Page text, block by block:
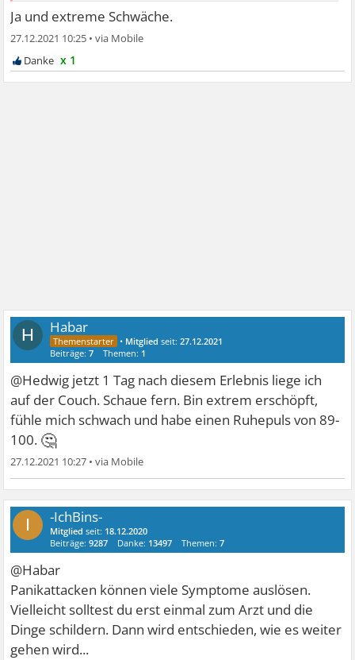
Ja und extreme Schwäche.
27.12.2021 10:25 •
x 1
H Habar
• Mitglied seit:27.12.2021
Beiträge:7 Themen: 1
@Hedwig jetzt 1 Tag nach diesem Erlebnis liege ich
auf der Couch. Schaue fern. Bin extrem erschöpft,
fühle mich schwach und habe einen Ruhepuls von 89-
100. 🤔
27.12.2021 10:27 •
I -IchBins-
Mitglied seit: 18.12.2020
Beiträge:9287 Danke: 13497 Themen:7
@Habar
Panikattacken können viele Symptome auslösen.
Vielleicht solltest du erst einmal zum Arzt und die
Dinge schildern. Dann wird entschieden, wie es weiter
gehen wird...